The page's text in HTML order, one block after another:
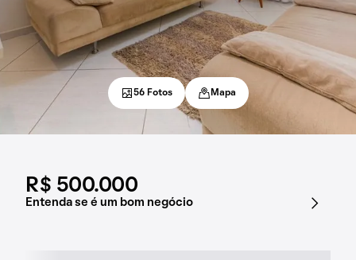
R$ 500.000
Entenda se é um bom negócio
56 Fotos Mapa